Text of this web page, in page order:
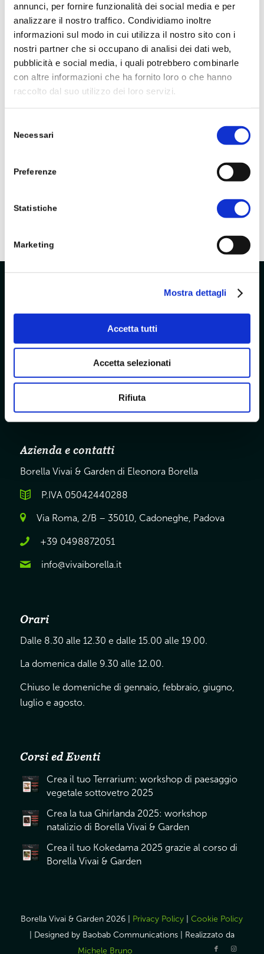
annunci, per fornire funzionalità dei social media e per
analizzare il nostro traffico. Condividiamo inoltre
informazioni sul modo in cui utilizza il nostro sito con i
nostri partner che si occupano di analisi dei dati web,
pubblicità e social media, i quali potrebbero combinarle
con altre informazioni che ha fornito loro o che hanno
raccolto dal suo utilizzo dei loro servizi.
delNecessari
Preferenze
Statistiche
Marketing
Mostra dettagli
Accetta tutti
Accetta selezionati
Rifiuta
Vi aspettiamo numerosi!
I posti sono limitati fino a 15 partecipanti e la
prenotazione è obbligatoria. Chiusura iscrizioni il 23
Costo Euro 25 materiali compresi.
Condividi questo articolo
Borella Vivai & Garden produce e commercializza
piante, alberi ed articoli per il giardinaggio. L’azienda,
con sede nei pressi di Padova, offre servizi di
consulenza e progettazione degli spazi verdi.
Azienda e contatti
Borella Vivai & Garden di Eleonora Borella
P.IVA 05042440288
Via Roma, 2/B – 35010, Cadoneghe, Padova
+39 0498872051
info@vivaiborella.it
Orari
Dalle 8.30 alle 12.30 e dalle 15.00 alle 19.00.
La domenica dalle 9.30 alle 12.00.
Chiuso le domeniche di gennaio, febbraio, giugno,
luglio e agosto.
Corsi ed Eventi
Crea il tuo Terrarium: workshop di paesaggio
vegetale sottovetro 2025
Crea la tua Ghirlanda 2025: workshop
natalizio di Borella Vivai & Garden
Crea il tuo Kokedama 2025 grazie al corso di
Borella Vivai & Garden
Borella Vivai & Garden 2026 | Privacy Policy |Cookie Policy
| Designed by Baobab Communications | Realizzato da
Michele Bruno